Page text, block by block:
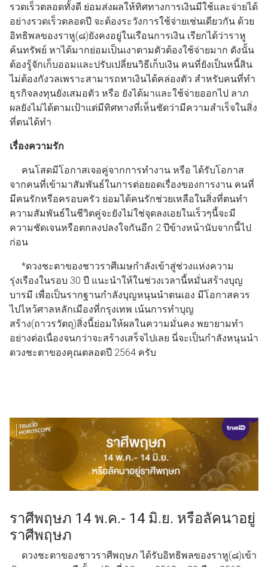
รวดเร็วตลอดทั้งดี ย่อมส่งผลให้ทิศทางการเงินมีใช้และจ่ายได้
อย่างรวดเร็วตลอดปี จะต้องระวังการใช้จ่ายเช่นเดียวกัน ด้วย
อิทธิพลของราหู(๘)ยังคงอยู่ในเรือนการเงิน เรียกได้ว่าราหู
ค้นทรัพย์ หาได้มากย่อมเป็นเงาตามตัวต้องใช้จ่ายมาก ดังนั้น
ต้องรู้จักเก็บออมและปรับเปลี่ยนวิธีเก็บเงิน คนที่ยังเป็นหนี้สิน
ไม่ต้องกังวลเพราะสามารถหาเงินได้คล่องตัว สำหรับคนที่ทำ
ธุรกิจลงทุนยังเสมอตัว หรือ ยังได้มาและใช้จ่ายออกไป ลาภ
ผลยังไม่ได้ตามเป้าแต่มีทิศทางที่เห็นชัดว่ามีความสำเร็จในสิ่ง
ที่ตนได้ทำ
เรื่องความรัก
คนโสดมีโอกาสเจอคู่จากการทำงาน หรือ ได้รับโอกาส
จากคนที่เข้ามาสัมพันธ์ในการต่อยอดเรื่องของการงาน คนที่
มีคนรักหรือครอบครัว ย่อมได้คนรักช่วยเหลือในสิ่งที่ตนทำ
ความสัมพันธ์ในชีวิตคู่จะยังไม่ใช่จุดลงเอยในเร็วๆนี้จะมี
ความชัดเจนหรือตกลงปลงใจกันอีก 2 ปีข้างหน้านับจากนี้ไป
ก่อน
*ดวงชะตาของชาวราศีเมษกำลังเข้าสู่ช่วงแห่งความ
รุ่งเรืองในรอบ 30 ปี แนะนำให้ในช่วงเวลานี้หมั่นสร้างบุญ
บารมี เพื่อเป็นรากฐานกำลังบุญหนุนนำตนเอง มีโอกาสควร
ไปไหว้ศาลหลักเมืองที่กรุงเทพ เน้นการทำบุญ
สร้าง(ถาวรวัตถุ)สิ่งนี้ย่อมให้ผลในความมั่นคง พยายามทำ
อย่างต่อเนื่องจนกว่าจะสร้างเสร็จไปเลย นี่จะเป็นกำลังหนุนนำ
ดวงชะตาของคุณตลอดปี 2564 ครับ
ราศีพฤษภ 14 พ.ค.- 14 มิ.ย. หรือลัคนาอยู่
ราศีพฤษภ
ดวงชะตาของชาวราศีพฤษภ ได้รับอิทธิพลของราหู(๘)เข้า